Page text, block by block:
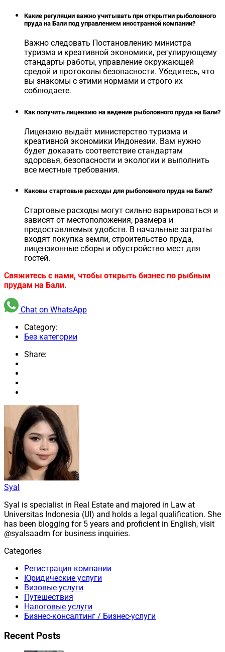
Какие регуляции важно учитывать при открытии рыболовного
пруда на Бали под управлением иностранной компании?
Важно следовать Постановлению министра
туризма и креативной экономики, регулирующему
стандарты работы, управление окружающей
средой и протоколы безопасности. Убедитесь, что
вы знакомы с этими нормами и строго их
соблюдаете.
Как получить лицензию на ведение рыболовного пруда на Бали?
Лицензию выдаёт министерство туризма и
креативной экономики Индонезии. Вам нужно
будет доказать соответствие стандартам
здоровья, безопасности и экологии и выполнить
все местные требования.
Каковы стартовые расходы для рыболовного пруда на Бали?
Стартовые расходы могут сильно варьироваться и
зависят от местоположения, размера и
предоставляемых удобств. В начальные затраты
входят покупка земли, строительство пруда,
лицензионные сборы и обустройство мест для
гостей.
Свяжитесь с нами, чтобы открыть бизнес по рыбным
прудам на Бали.
Chat on WhatsApp
Category:
Без категории
Share:
Syal
Syal is specialist in Real Estate and majored in Law at
Universitas Indonesia (UI) and holds a legal qualification. She
has been blogging for 5 years and proficient in English, visit
@syalsaadrn for business inquiries.
Categories
Регистрация компании
Юридические услуги
Визовые услуги
Путешествия
Налоговые услуги
Бизнес-консалтинг / Бизнес-услуги
Recent Posts